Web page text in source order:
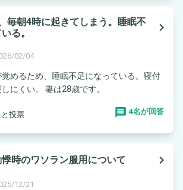
毎朝4時に起きてしまう。睡眠不
る。
navigate_next
02/04
めるため、睡眠不足になっている。寝付
にくい。 妻は28歳です。
投票 4名が回答
時のワソラン服用について
navigate_next
12/21